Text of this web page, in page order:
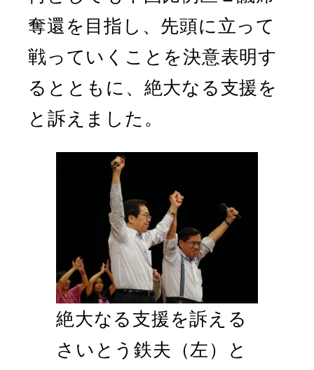
奪還を目指し、先頭に立って
戦っていくことを決意表明す
るとともに、絶大なる支援を
と訴えました。
絶大なる支援を訴える
さいとう鉄夫（左）と